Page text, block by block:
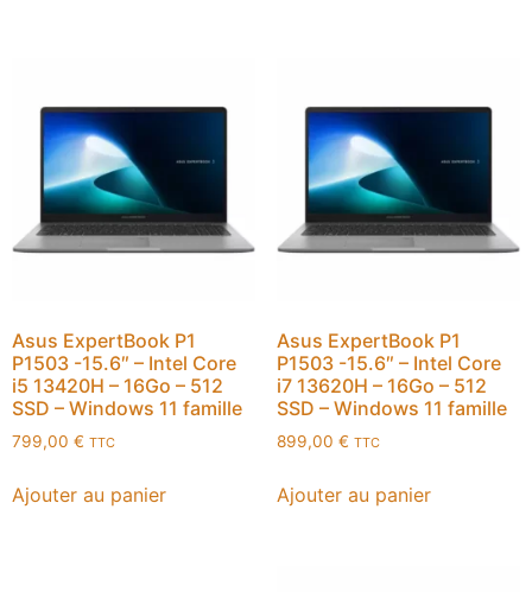
Asus ExpertBook P1
P1503 -15.6″ – Intel Core
i5 13420H – 16Go – 512
SSD – Windows 11 famille
799,00 € TTC
Ajouter au panier
Asus ExpertBook P1
P1503 -15.6″ – Intel Core
i7 13620H – 16Go – 512
SSD – Windows 11 famille
899,00 € TTC
Ajouter au panier